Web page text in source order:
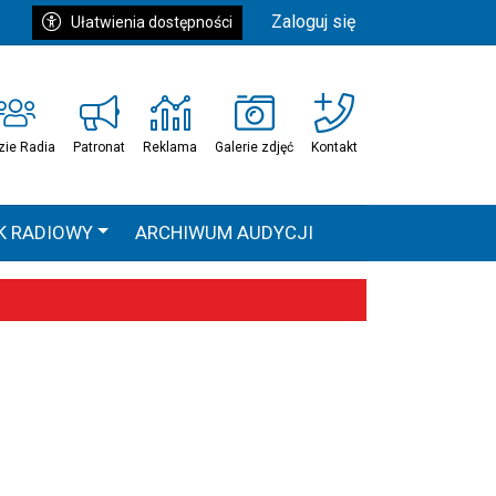
Ułatwienia dostępności Zaloguj się
Radia Patronat Reklama Galerie zdjęć Kontakt
RADIOWY ARCHIWUM AUDYCJI
HEAVEN TOUR